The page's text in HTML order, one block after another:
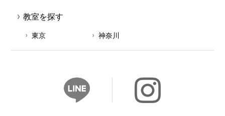
教室を探す
東京 神奈川